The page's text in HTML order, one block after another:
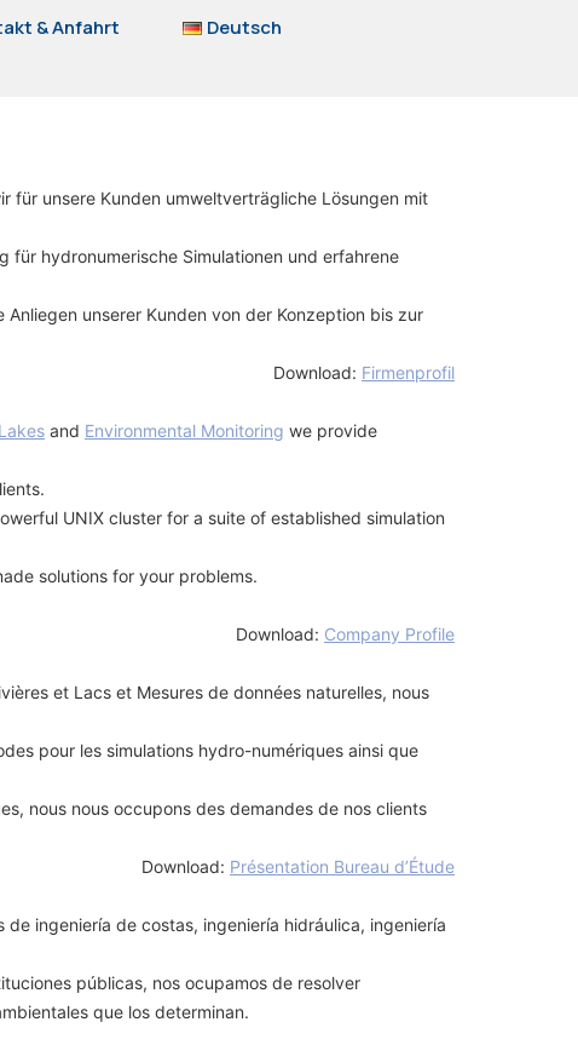
& Anfahrt Deutsch
für unsere Kunden umweltverträgliche Lösungen mit
für hydronumerische Simulationen und erfahrene
unserer Kunden von der Konzeption bis zur
Download: Firmenprofil
and Environmental Monitoring we provide
UNIX cluster for a suite of established simulation
solutions for your problems.
Download: Company Profile
et Lacs et Mesures de données naturelles, nous
pour les simulations hydro-numériques ainsi que
nous nous occupons des demandes de nos clients
Download: Présentation Bureau d’Étude
ingeniería de costas, ingeniería hidráulica, ingeniería
públicas, nos ocupamos de resolver
que los determinan.